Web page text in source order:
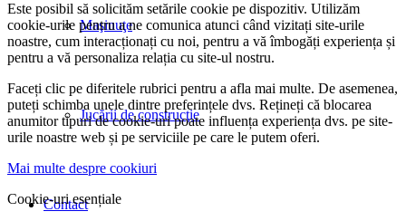
Maşinuţe
Jucării de construcţie
Contact
Este posibil să solicităm setările cookie pe dispozitiv. Utilizăm
cookie-urile pentru a ne comunica atunci când vizitați site-urile
noastre, cum interacționați cu noi, pentru a vă îmbogăți experiența și
pentru a vă personaliza relația cu site-ul nostru.
Faceți clic pe diferitele rubrici pentru a afla mai multe. De asemenea,
puteți schimba unele dintre preferințele dvs. Rețineți că blocarea
anumitor tipuri de cookie-uri poate influența experiența dvs. pe site-
urile noastre web și pe serviciile pe care le putem oferi.
Mai multe despre cookiuri
Cookie-uri esențiale